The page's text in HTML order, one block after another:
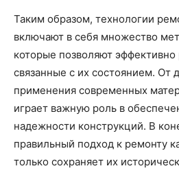
Таким образом, технологии
включают в себя множество
которые позволяют
связанные с их состоянием. От
применения современных
играет важную роль в
надежности конструкций. В
правильный подход к ремонту
только сохраняет их